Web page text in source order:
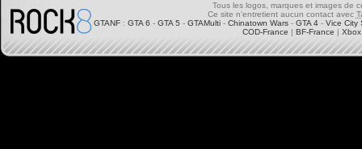
Tous les logos, marques et images de
Ce site n'entretient aucun contact avec
GTANF : GTA 6 - GTA 5 - GTAMulti - Chinatown Wars - GTA 4 - Vice City
COD-France | BF-France |